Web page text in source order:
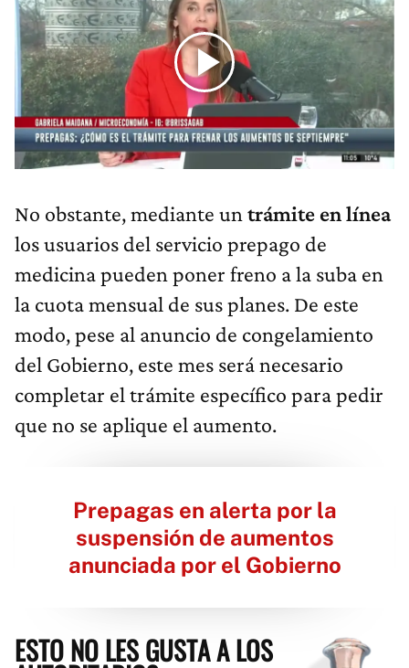
No obstante, mediante un trámite en línea
los usuarios del servicio prepago de
medicina pueden poner freno a la suba en
la cuota mensual de sus planes. De este
modo, pese al anuncio de congelamiento
del Gobierno, este mes será necesario
completar el trámite específico para pedir
que no se aplique el aumento.
Prepagas en alerta por la
suspensión de aumentos
anunciada por el Gobierno
ESTO NO LES GUSTA A LOS